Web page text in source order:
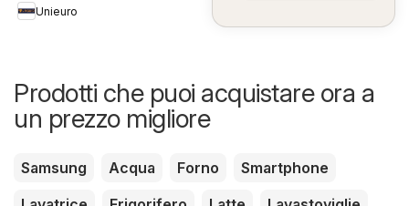
Unieuro
Prodotti che puoi acquistare ora a
un prezzo migliore
Samsung Acqua Forno
Smartphone